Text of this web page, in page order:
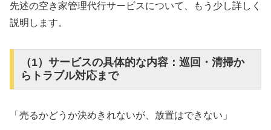
先述の空き家管理代行サービスについて、もう少し詳しく
説明します。
（1）サービスの具体的な内容：巡回・清掃か
らトラブル対応まで
「売るかどうか決めきれないが、放置はできない」